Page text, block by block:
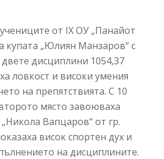
от IX ОУ „Панайот
купата „Юлиян Манзаров“ с
дисциплини 1054,37
ловкост и високи умения
на препятствията. С 10
място завоюваха
Вапцаров“ от гр.
висок спортен дух и
на дисциплините.